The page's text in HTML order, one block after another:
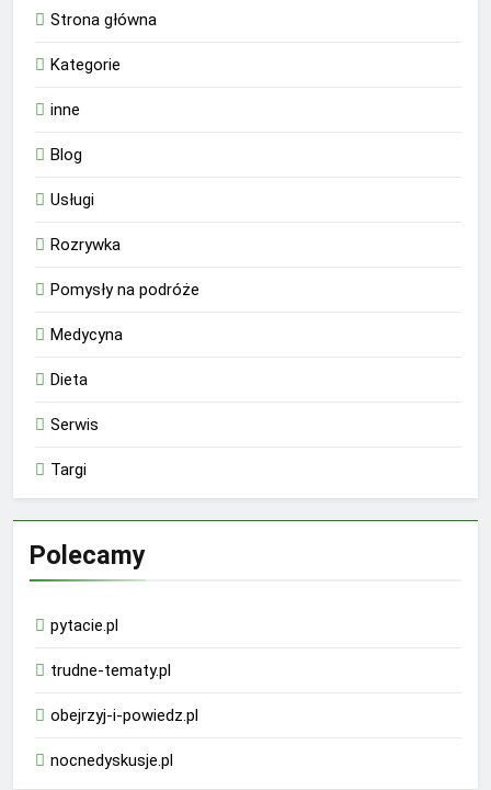
Strona główna
Kategorie
inne
Blog
Usługi
Rozrywka
Pomysły na podróże
Medycyna
Dieta
Serwis
Targi
Polecamy
pytacie.pl
trudne-tematy.pl
obejrzyj-i-powiedz.pl
nocnedyskusje.pl